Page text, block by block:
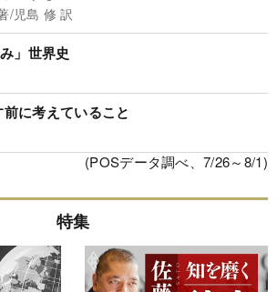
/児島 修 訳
」世界史
に考えていること
(POSデータ調べ、7/26～8/1)
特集